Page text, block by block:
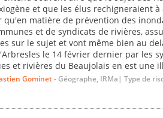
et que les élus rechigneraient
matière de prévention des
et de syndicats de rivières,
sur le sujet et vont même bien au
le 14 février dernier par les
et rivières du Beaujolais en est une
Gominet- Géographe, IRMa| Type de